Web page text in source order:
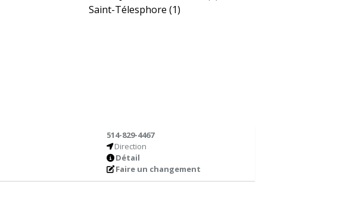
Saint-Télesphore (1)
514-829-4467
Direction
Détail
Faire un changement